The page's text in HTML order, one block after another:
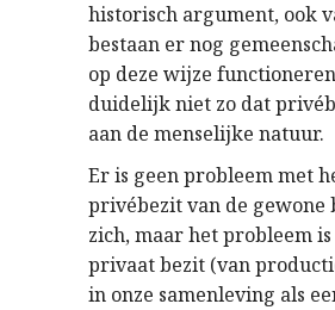
historisch argument, ook
bestaan er nog
op deze wijze
duidelijk niet zo dat
aan de menselijke natuur.
Er is geen probleem met
privébezit van de gewone
zich, maar het probleem
privaat bezit (van
in onze samenleving als